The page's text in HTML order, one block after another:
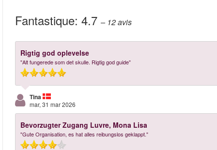
Fantastique: 4.7 – 12avis
Rigtig god oplevelse
"Alt fungerede som det skulle. Rigtig god guide"
Tina
mar, 31 mar 2026
Bevorzugter Zugang Luvre, Mona Lisa
"Gute Organisation, es hat alles reibungslos geklappt."